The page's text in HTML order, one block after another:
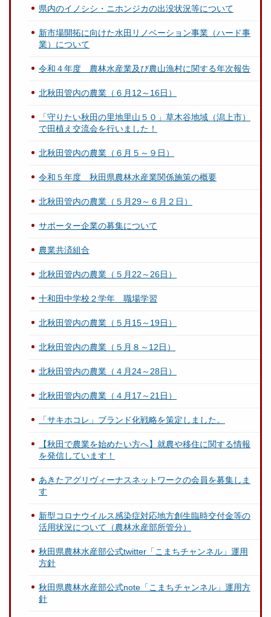
県内のイノシシ・ニホンジカの出没状況等について
新市場開拓に向けた水田リノベーション事業（ハード事
業）について
令和４年度 農林水産業及び農山漁村に関する年次報告
北秋田管内の農業（６月12～16日）
「守りたい秋田の里地里山５０」草木谷地域（潟上市）
で田植え交流会を行いました！
北秋田管内の農業（６月５～９日）
令和５年度 秋田県農林水産業関係施策の概要
北秋田管内の農業（５月29～６月２日）
サポーター企業の募集について
農業共済組合
北秋田管内の農業（５月22～26日）
十和田中学校２学年 職場学習
北秋田管内の農業（５月15～19日）
北秋田管内の農業（５月８～12日）
北秋田管内の農業（４月24～28日）
北秋田管内の農業（４月17～21日）
「サキホコレ」ブランド化戦略を策定しました。
【秋田で農業を始めたい方へ】就農や移住に関する情報
を発信しています！
あきたアグリヴィーナスネットワークの会員を募集しま
す
新型コロナウイルス感染症対応地方創生臨時交付金等の
活用状況について（農林水産部所管分）
秋田県農林水産部公式twitter「こまちチャンネル」運用
方針
秋田県農林水産部公式note「こまちチャンネル」運用方
針